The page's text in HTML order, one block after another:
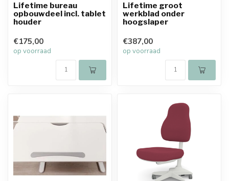
Lifetime bureau
opbouwdeel incl. tablet
houder
€175,00
op voorraad
Lifetime groot
werkblad onder
hoogslaper
€387,00
op voorraad